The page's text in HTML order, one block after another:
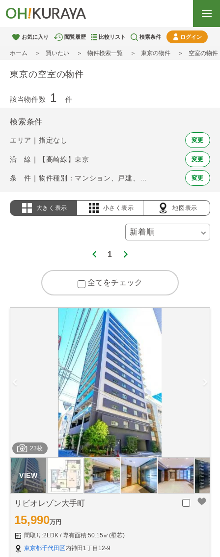
お気に入り 閲覧履歴 比較リスト 検索条件 ログイン
ホーム 買いたい 物件検索一覧 東京の物件 空室の物件
東京の空室の物件
該当物件数 1 件
検索条件
エリア｜指定なし 変更
沿 線｜【高崎線】東京 変更
変更
大きく表示 小さく表示 地図表示
1
全てをチェック
23枚
リビオレゾン大手町
15,990万円
間取り:2LDK
専有面積:50.15㎡(壁芯)
東京都千代田区内神田1丁目12-9